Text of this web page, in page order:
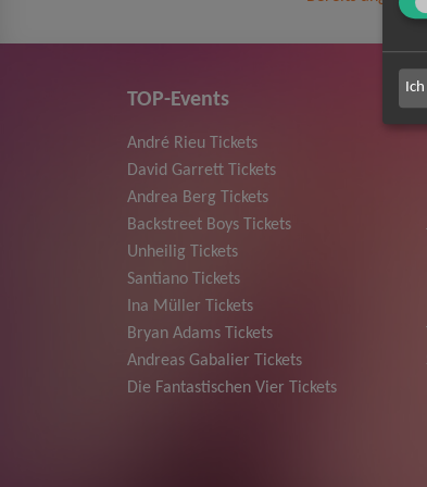
TOP-Events
André Rieu Tickets
David Garrett Tickets
Andrea Berg Tickets
Backstreet Boys Tickets
Unheilig Tickets
Santiano Tickets
Ina Müller Tickets
Bryan Adams Tickets
Andreas Gabalier Tickets
Die Fantastischen Vier Tickets